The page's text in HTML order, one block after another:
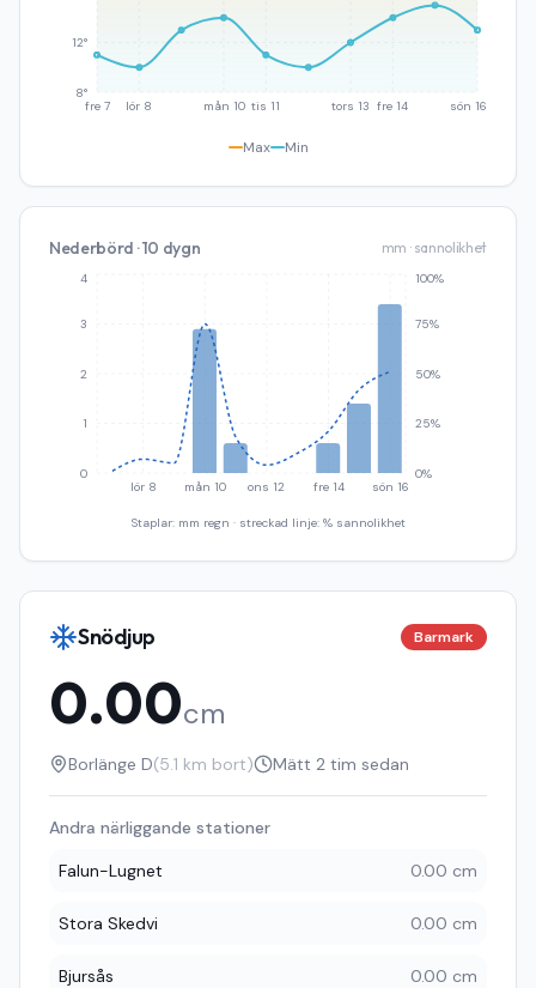
fre 7 lör 8 mån 10 tis 11 tors 13 fre 14 sön 16
8°
12°
Max Min
Nederbörd · 10 dygn mm · sannolikhet
lör 8 mån 10 ons 12 fre 14 sön 16
0
1
2
3
4
0%
25%
50%
75%
100%
Staplar: mm regn · streckad linje: % sannolikhet
Snödjup Barmark
0.00cm
Borlänge D(5.1 km bort) Mätt 2 tim sedan
Andra närliggande stationer
Falun-Lugnet
0.00 cm
Stora Skedvi 0.00 cm
Bjursås 0.00 cm